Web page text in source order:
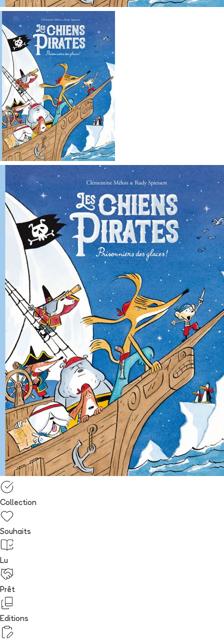
Collection
Souhaits
Lu
Prêt
Editions